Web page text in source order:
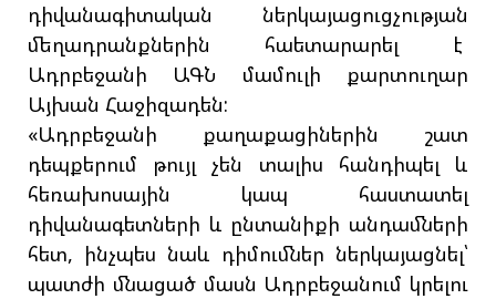
դիվանագիտական ներկայացուցչության
մեղադրանքներին հաետարարել է
Ադրբեջանի ԱԳՆ մամուլի քարտուղար
Այխան Հաջիզադեն:
«Ադրբեջանի քաղաքացիներին շատ
դեպքերում թույլ չեն տալիս հանդիպել և
հեռախոսային կապ հաստատել
դիվանագետների և ընտանիքի անդամների
հետ, ինչպես նաև դիմումներ ներկայացնել՝
պատժի մնացած մասն Ադրբեջանում կրելու